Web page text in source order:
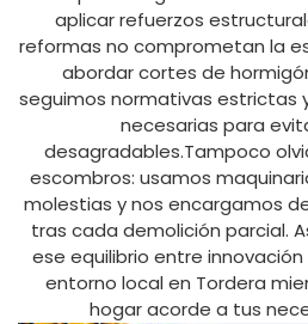
aplicar refuerzos
reformas no comprometan la
abordar cortes de
seguimos normativas estrictas
necesarias para
desagradables.Tampoco
escombros: usamos
molestias y nos encargamos
tras cada demolición parcial.
ese equilibrio entre
entorno local en Tordera
hogar acorde a tus